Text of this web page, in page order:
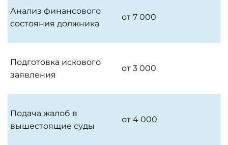
Анализ финансового
состояния должника
от 7 000
Подготовка искового
заявления
от 3 000
Подача жалоб в
вышестоящие суды
от 4 000